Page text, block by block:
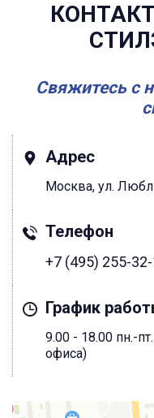
Свяжитесь с
Адрес
Москва, ул.
Телефон
+7 (495) 255-
График
9.00 - 18.00 пн.-
офиса)